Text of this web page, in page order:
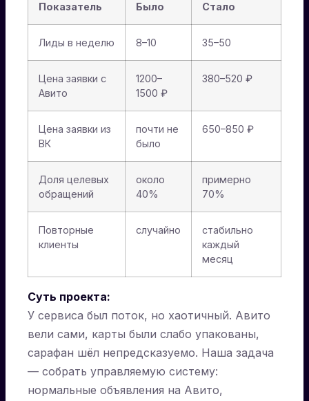
Показатель Было Стало
Лиды в неделю 8–10 35–50
Цена заявки с
Авито
1200–
1500 ₽
380–520 ₽
Цена заявки из
ВК
почти не
было
650–850 ₽
Доля целевых
обращений
около
40%
примерно
70%
Повторные
клиенты
случайно
стабильно
каждый
месяц
Суть проекта:
У сервиса был поток, но хаотичный. Авито
вели сами, карты были слабо упакованы,
сарафан шёл непредсказуемо. Наша задача
— собрать управляемую систему:
нормальные объявления на Авито,